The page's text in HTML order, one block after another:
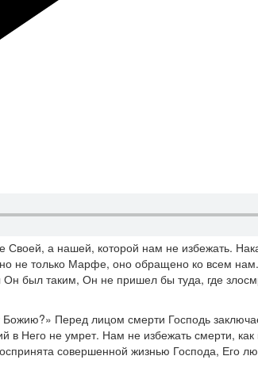
а нашей, которой нам не избежать.
не только Марфе, оно обращено ко всем
был таким, Он не пришел бы туда, где
Перед лицом смерти Господь
Него не умрет. Нам не избежать смерти, как
совершенной жизнью Господа, Его